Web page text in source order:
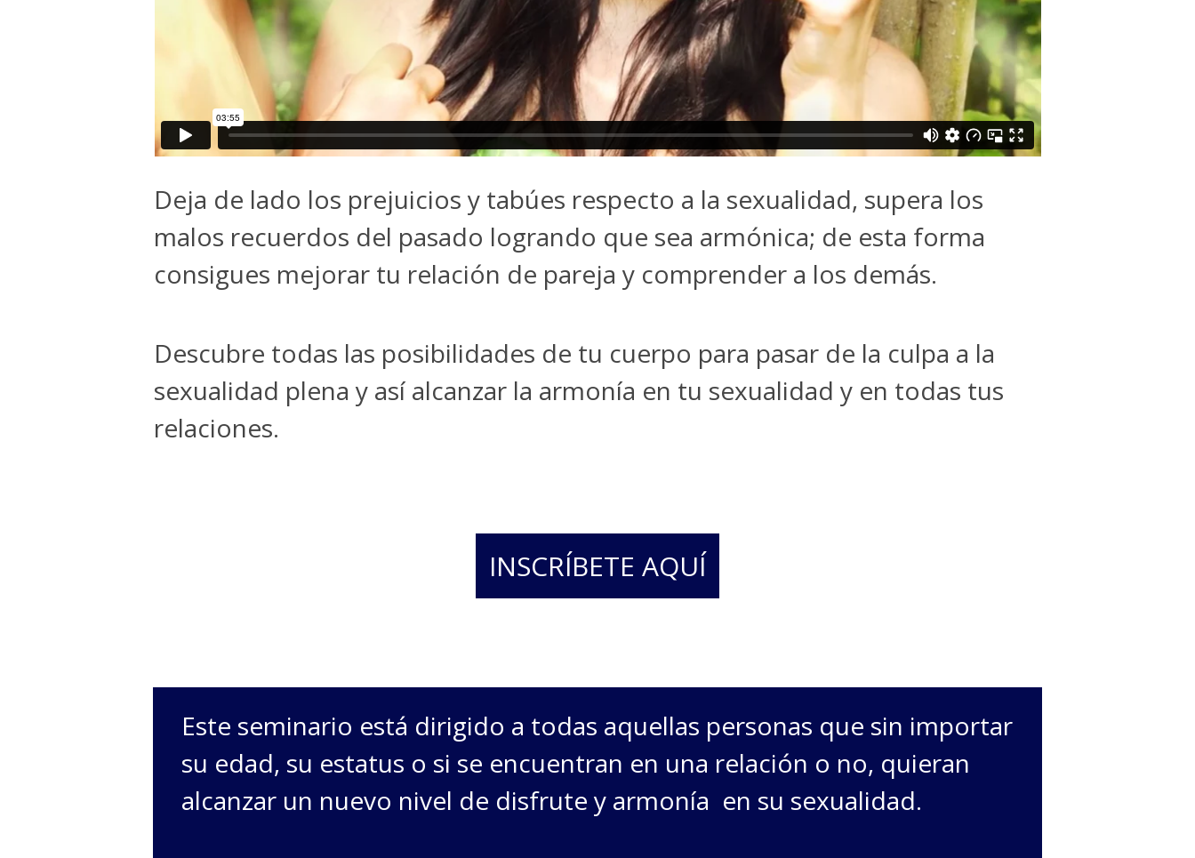
Deja de lado los prejuicios y tabúes respecto a la sexualidad, supera los
malos recuerdos del pasado logrando que sea armónica; de esta forma
consigues mejorar tu relación de pareja y comprender a los demás.
Descubre todas las posibilidades de tu cuerpo para pasar de la culpa a la
sexualidad plena y así alcanzar la armonía en tu sexualidad y en todas tus
relaciones.
INSCRÍBETE AQUÍ
Este seminario está dirigido a todas aquellas personas que sin importar
su edad, su estatus o si se encuentran en una relación o no, quieran
alcanzar un nuevo nivel de disfrute y armonía en su sexualidad.